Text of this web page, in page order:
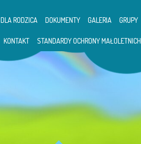
DLA RODZICA DOKUMENTY GALERIA GRUPY
KONTAKT STANDARDY OCHRONY MAŁOLETNICH